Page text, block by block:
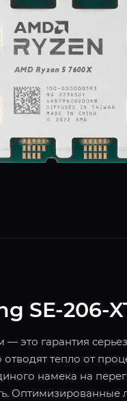
SE-206-
это гарантия
тепло от
намека на
Оптимизированные